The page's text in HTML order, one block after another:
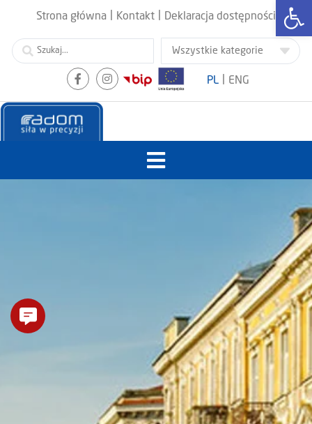
Strona główna Kontakt Deklaracja dostępności
PL ENG